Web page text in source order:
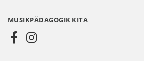
Media
DE
MUSIKPÄDAGOGIK KITA